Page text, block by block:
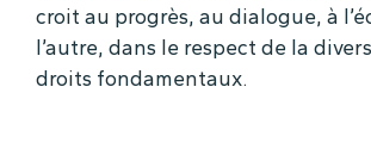
croit au progrès, au dialogue, à
l’autre, dans le respect de la
droits fondamentaux.